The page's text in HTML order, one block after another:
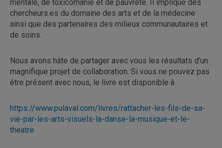
mentale, de toxicomanie et de pauvreté. Il implique des
chercheurs.es du domaine des arts et de la médecine
ainsi que des partenaires des milieux communautaires et
de soins.
Nous avons hâte de partager avec vous les résultats d’un
magnifique projet de collaboration. Si vous ne pouvez pas
être présent avec nous, le livre est disponible à
https://www.pulaval.com/livres/rattacher-les-fils-de-sa-
vie-par-les-arts-visuels-la-danse-la-musique-et-le-
theatre